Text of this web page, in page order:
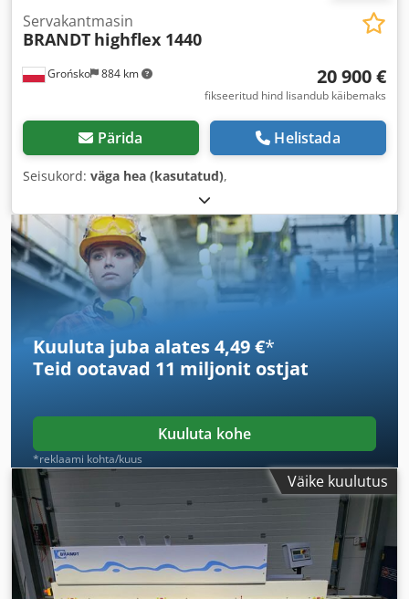
Grońsko 884 km
Servakantmasin
BRANDT highflex 1440
20 900 €
fikseeritud hind lisandub käibemaks
Pärida Helistada
Seisukord: väga hea (kasutatud),
Kuuluta juba alates 4,49 €*
Teid ootavad 11 miljonit ostjat
Kuuluta kohe
*reklaami kohta/kuus
Väike kuulutus